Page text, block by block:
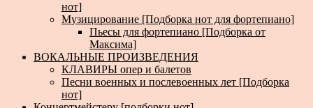
нот]
Музицирование [Подборка нот для фортепиано]
Пьесы для фортепиано [Подборка от
Максима]
ВОКАЛЬНЫЕ ПРОИЗВЕДЕНИЯ
КЛАВИРЫ опер и балетов
Песни военных и послевоенных лет [Подборка
нот]